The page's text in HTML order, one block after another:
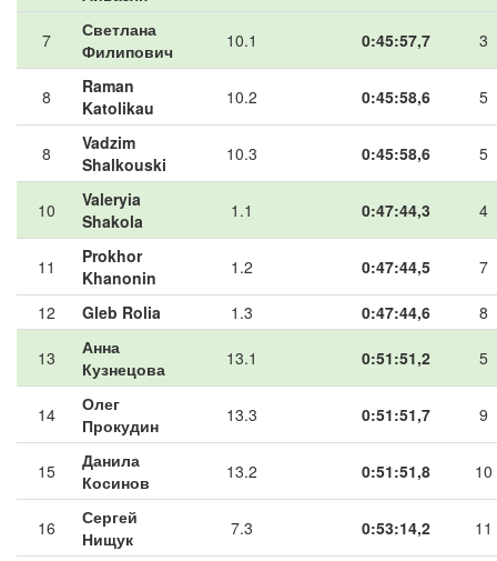
7
Светлана
Филипович
10.1 0:45:57,7 3
8
Raman
Katolikau
10.2 0:45:58,6 5
8
Vadzim
Shalkouski
10.3 0:45:58,6 5
10
Valeryia
Shakola
1.1 0:47:44,3 4
11
Prokhor
Khanonin
1.2 0:47:44,5 7
12 Gleb Rolia 1.3 0:47:44,6 8
13
Анна
Кузнецова
13.1 0:51:51,2 5
14
Олег
Прокудин
13.3 0:51:51,7 9
15
Данила
Косинов
13.2 0:51:51,8 10
16
Сергей
Нищук
7.3 0:53:14,2 11